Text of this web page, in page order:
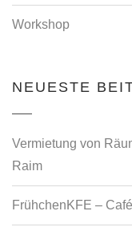
Workshop
NEUESTE
Vermietung von
Raim
FrühchenKFE –